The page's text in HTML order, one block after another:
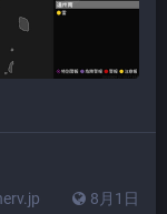
8月1日